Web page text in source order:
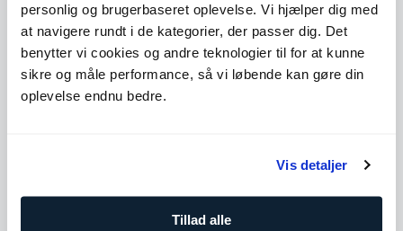
personlig og brugerbaseret oplevelse. Vi hjælper dig med
at navigere rundt i de kategorier, der passer dig. Det
benytter vi cookies og andre teknologier til for at kunne
sikre og måle performance, så vi løbende kan gøre din
oplevelse endnu bedre.
Vis detaljer
Tillad alle
Level 3 Udvid
Level 4 Udvid
Antal træninger